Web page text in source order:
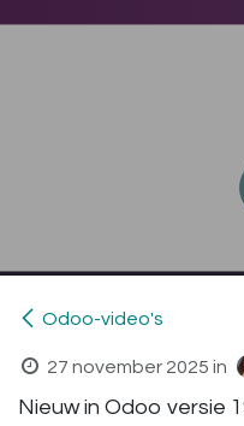
Odoo-video's
27 november 2025 in
Nieuw in Odoo versie